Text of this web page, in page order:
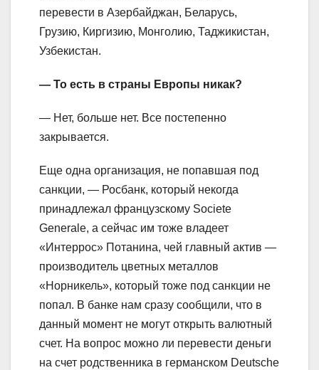
перевести в Азербайджан, Беларусь,
Грузию, Киргизию, Монголию, Таджикистан,
Узбекистан.
— То есть в страны Европы никак?
— Нет, больше нет. Все постепенно
закрывается.
Еще одна организация, не попавшая под
санкции, — Росбанк, который некогда
принадлежал французскому Societe
Generale, а сейчас им тоже владеет
«Интеррос» Потанина, чей главный актив —
производитель цветных металлов
«Норникель», который тоже под санкции не
попал. В банке нам сразу сообщили, что в
данный момент не могут открыть валютный
счет. На вопрос можно ли перевести деньги
на счет родственника в германском Deutsche